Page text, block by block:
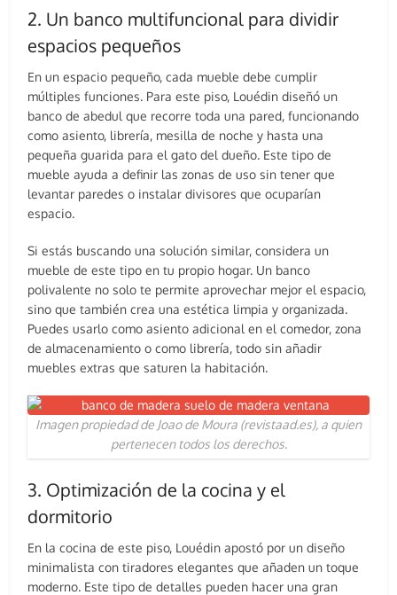
2. Un banco multifuncional para dividir
espacios pequeños
En un espacio pequeño, cada mueble debe cumplir
múltiples funciones. Para este piso, Louédin diseñó un
banco de abedul que recorre toda una pared, funcionando
como asiento, librería, mesilla de noche y hasta una
pequeña guarida para el gato del dueño. Este tipo de
mueble ayuda a definir las zonas de uso sin tener que
levantar paredes o instalar divisores que ocuparían
espacio.
Si estás buscando una solución similar, considera un
mueble de este tipo en tu propio hogar. Un banco
polivalente no solo te permite aprovechar mejor el espacio,
sino que también crea una estética limpia y organizada.
Puedes usarlo como asiento adicional en el comedor, zona
de almacenamiento o como librería, todo sin añadir
muebles extras que saturen la habitación.
Imagen propiedad de Joao de Moura (revistaad.es), a quien
pertenecen todos los derechos.
3. Optimización de la cocina y el
dormitorio
En la cocina de este piso, Louédin apostó por un diseño
minimalista con tiradores elegantes que añaden un toque
moderno. Este tipo de detalles pueden hacer una gran